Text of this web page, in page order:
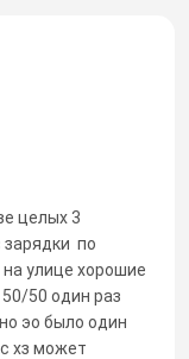
целых 3
по
улице хорошие
50 один раз
эо было один
хз может